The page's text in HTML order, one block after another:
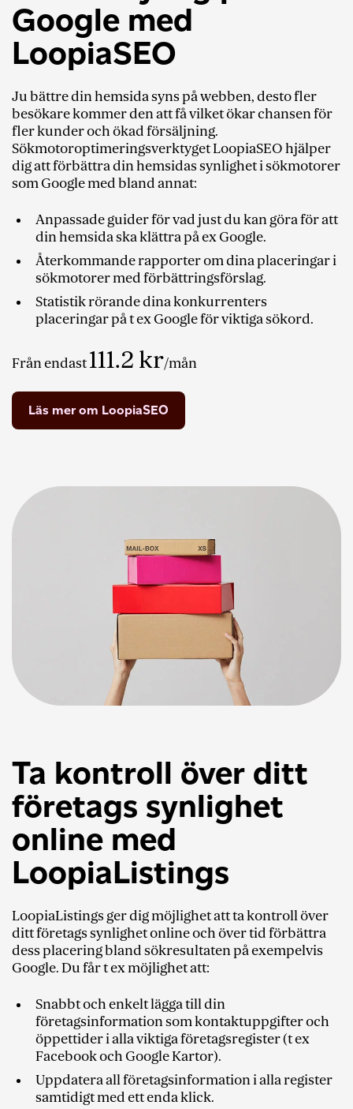
Google med
LoopiaSEO
Ju bättre din hemsida syns på webben, desto fler
besökare kommer den att få vilket ökar chansen för
fler kunder och ökad försäljning.
Sökmotoroptimeringsverktyget LoopiaSEO hjälper
dig att förbättra din hemsidas synlighet i sökmotorer
som Google med bland annat:
Anpassade guider för vad just du kan göra för att
din hemsida ska klättra på ex Google.
Återkommande rapporter om dina placeringar i
sökmotorer med förbättringsförslag.
Statistik rörande dina konkurrenters
placeringar på t ex Google för viktiga sökord.
Från endast111.2 kr/mån
Läs mer om LoopiaSEO
Ta kontroll över ditt
företags synlighet
online med
LoopiaListings
LoopiaListings ger dig möjlighet att ta kontroll över
ditt företags synlighet online och över tid förbättra
dess placering bland sökresultaten på exempelvis
Google. Du får t ex möjlighet att:
Snabbt och enkelt lägga till din
företagsinformation som kontaktuppgifter och
öppettider i alla viktiga företagsregister (t ex
Facebook och Google Kartor).
Uppdatera all företagsinformation i alla register
samtidigt med ett enda klick.